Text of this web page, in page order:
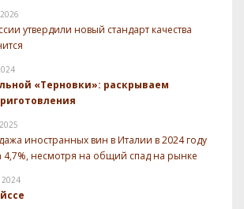
утвердили новый стандарт качества
«Терновки»: раскрываем
иностранных вин в Италии в 2024 году
4,7%, несмотря на общий спад на рынке
2024